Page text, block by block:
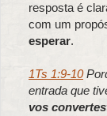
resposta é
com um
esperar.
1Ts 1:9-10
entrada que
vos